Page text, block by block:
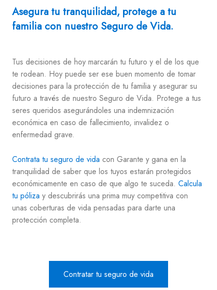
Asegura tu tranquilidad, protege a tu
familia con nuestro Seguro de Vida.
Tus decisiones de hoy marcarán tu futuro y el de los que
te rodean. Hoy puede ser ese buen momento de tomar
decisiones para la protección de tu familia y asegurar su
futuro a través de nuestro Seguro de Vida. Protege a tus
seres queridos asegurándoles una indemnización
económica en caso de fallecimiento, invalidez o
enfermedad grave.
Contrata tu seguro de vida con Garante y gana en la
tranquilidad de saber que los tuyos estarán protegidos
económicamente en caso de que algo te suceda. Calcula
tu póliza y descubrirás una prima muy competitiva con
unas coberturas de vida pensadas para darte una
protección completa.
Contratar tu seguro de vida